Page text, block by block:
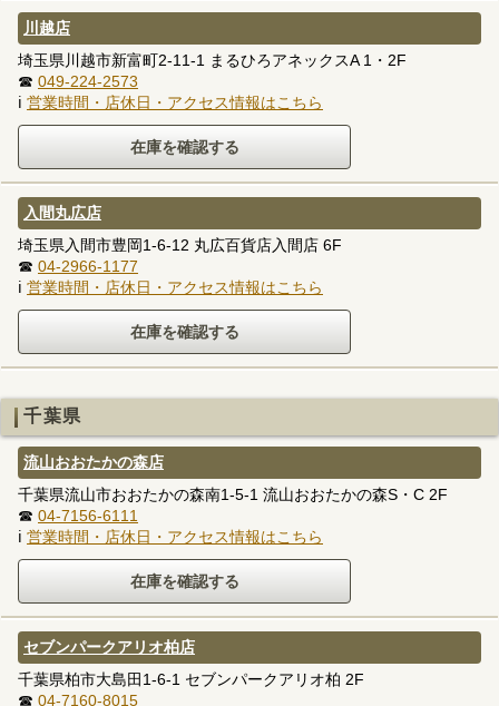
川越店
埼玉県川越市新富町2-11-1 まるひろアネックスA 1・2F
☎ 049-224-2573
ℹ 営業時間・店休日・アクセス情報はこちら
入間丸広店
埼玉県入間市豊岡1-6-12 丸広百貨店入間店 6F
☎ 04-2966-1177
ℹ 営業時間・店休日・アクセス情報はこちら
千葉県
流山おおたかの森店
千葉県流山市おおたかの森南1-5-1 流山おおたかの森S・C 2F
☎ 04-7156-6111
ℹ 営業時間・店休日・アクセス情報はこちら
セブンパークアリオ柏店
千葉県柏市大島田1-6-1 セブンパークアリオ柏 2F
☎ 04-7160-8015